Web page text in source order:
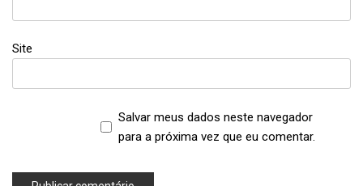
micro-
,
,
Site
Salvar meus dados neste navegador
para a próxima vez que eu comentar.